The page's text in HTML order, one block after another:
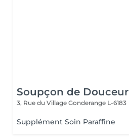
Soupçon de Douceur
3, Rue du Village Gonderange L-6183
Supplément Soin Paraffine